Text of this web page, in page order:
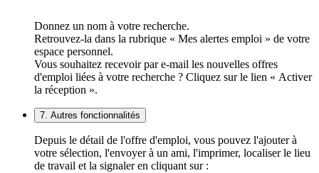
Donnez un nom à votre recherche.
Retrouvez-la dans la rubrique « Mes alertes emploi » de votre
espace personnel.
Vous souhaitez recevoir par e-mail les nouvelles offres
d'emploi liées à votre recherche ? Cliquez sur le lien « Activer
la réception ».
7. Autres fonctionnalités
Depuis le détail de l'offre d'emploi, vous pouvez l'ajouter à
votre sélection, l'envoyer à un ami, l'imprimer, localiser le lieu
de travail et la signaler en cliquant sur :